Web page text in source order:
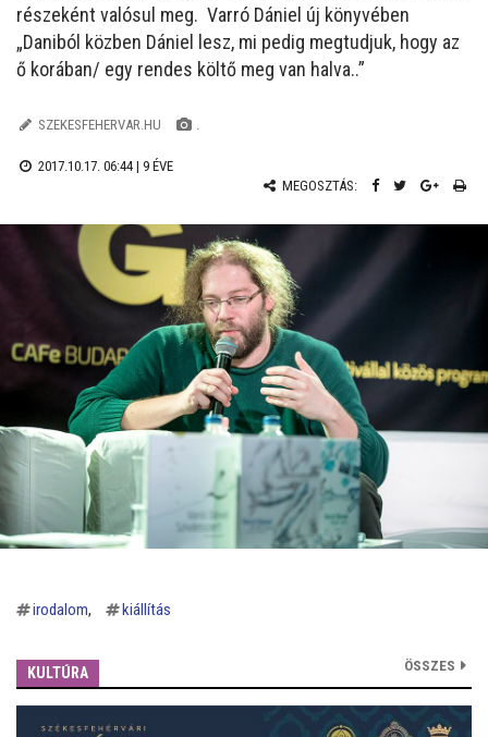
részeként valósul meg. Varró Dániel új könyvében
„Daniból közben Dániel lesz, mi pedig megtudjuk, hogy az
ő korában/ egy rendes költő meg van halva..”
SZEKESFEHERVAR.HU .
2017.10.17. 06:44 | 9 ÉVE
MEGOSZTÁS:
irodalom kiállítás
KULTÚRA ÖSSZES